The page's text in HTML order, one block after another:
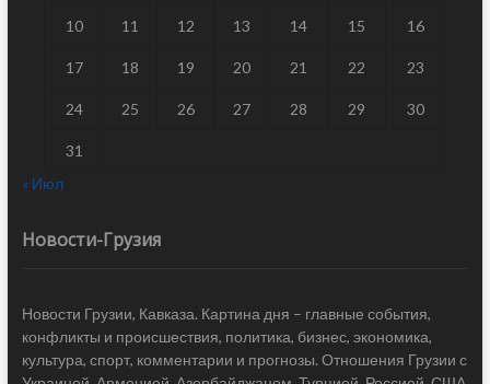
10 11 12 13 14 15 16
17 18 19 20 21 22 23
24 25 26 27 28 29 30
31
« Июл
Новости-Грузия
Новости Грузии, Кавказа. Картина дня – главные события,
конфликты и происшествия, политика, бизнес, экономика,
культура, спорт, комментарии и прогнозы. Отношения Грузии с